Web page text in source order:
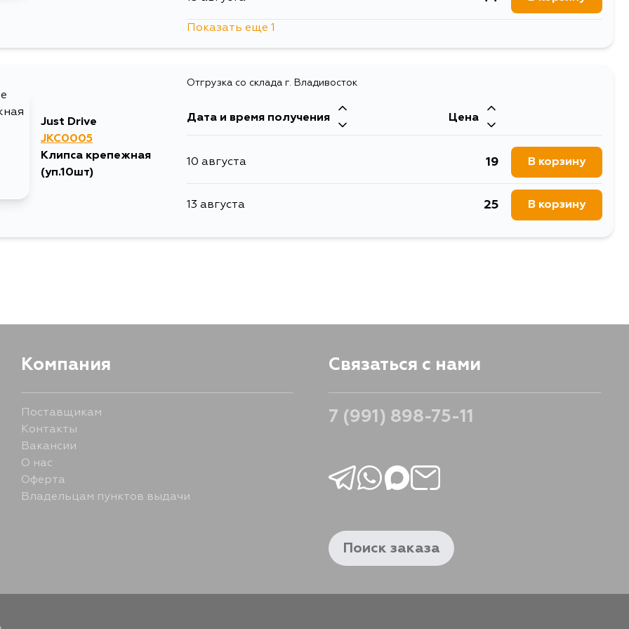
Показать еще 1
Just Drive
JKC0005
Клипса крепежная
(уп.10шт)
Отгрузка со склада г. Владивосток
Дата и время получения Цена
10 августа 19 В корзину
13 августа 25 В корзину
Компания
Поставщикам
Контакты
Вакансии
О нас
Оферта
Владельцам пунктов выдачи
Связаться с нами
7 (991) 898-75-11
Поиск заказа